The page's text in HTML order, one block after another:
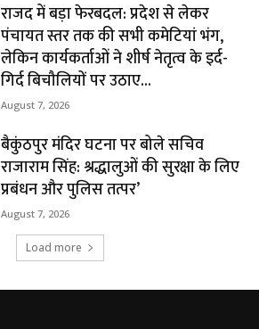
राजद में बड़ा फेरबदल: प्रदेश से लेकर
पंचायत स्तर तक की सभी कमेटियां भंग,
लेकिन कार्यकर्ताओं ने शीर्ष नेतृत्व के इर्द-
गिर्द बिचौलियों पर उठाए...
August 7, 2026
बैकुंठपुर मंदिर घटना पर बोले सचिव
राजाराम सिंह: श्रद्धालुओं की सुरक्षा के लिए
प्रबंधन और पुलिस तत्पर’
August 7, 2026
Load more